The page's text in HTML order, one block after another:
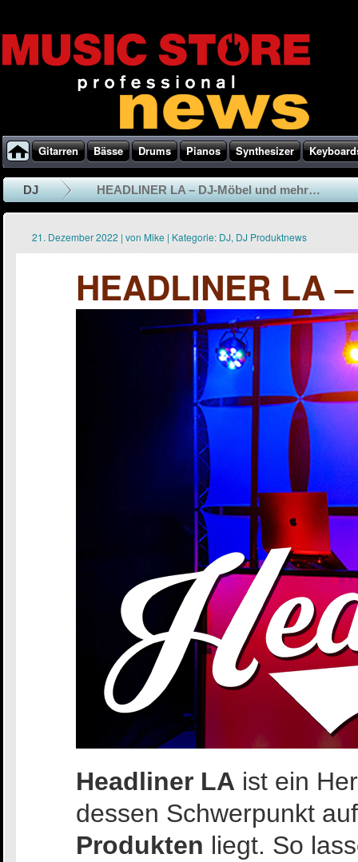
Gitarren Bässe Drums Pianos Synthesizer
DJ HEADLINER LA – DJ-Möbel und mehr…
21. Dezember 2022 | von Mike | Kategorie: DJ, DJ Produktnews
HEADLINER LA
Headliner LA ist ein
dessen Schwerpunkt
Produkten liegt. So